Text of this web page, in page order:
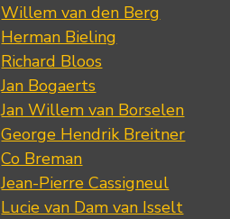
Willem van den Berg
Herman Bieling
Richard Bloos
Jan Bogaerts
Jan Willem van Borselen
George Hendrik Breitner
Co Breman
Jean-Pierre Cassigneul
Lucie van Dam van Isselt